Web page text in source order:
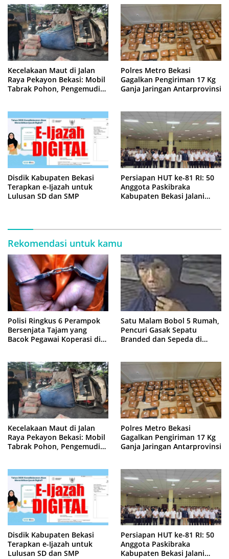
Kecelakaan Maut di Jalan
Raya Pekayon Bekasi: Mobil
Tabrak Pohon, Pengemudi
Polres Metro Bekasi
Gagalkan Pengiriman 17 Kg
Ganja Jaringan Antarprovinsi
Disdik Kabupaten Bekasi
Terapkan e-Ijazah untuk
Lulusan SD dan SMP
Persiapan HUT ke-81 RI: 50
Anggota Paskibraka
Kabupaten Bekasi Jalani
Rekomendasi untuk kamu
Polisi Ringkus 6 Perampok
Bersenjata Tajam yang
Bacok Pegawai Koperasi di
Satu Malam Bobol 5 Rumah,
Pencuri Gasak Sepatu
Branded dan Sepeda di
Kecelakaan Maut di Jalan
Raya Pekayon Bekasi: Mobil
Tabrak Pohon, Pengemudi
Polres Metro Bekasi
Gagalkan Pengiriman 17 Kg
Ganja Jaringan Antarprovinsi
Disdik Kabupaten Bekasi
Terapkan e-Ijazah untuk
Lulusan SD dan SMP
Persiapan HUT ke-81 RI: 50
Anggota Paskibraka
Kabupaten Bekasi Jalani